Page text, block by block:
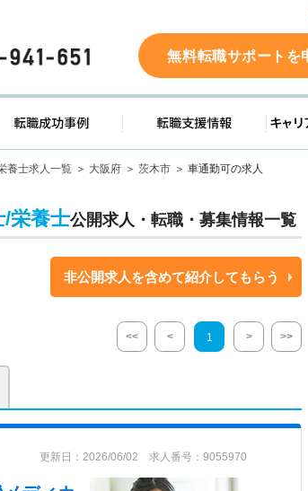
0120-941-651 無料転職サポートを
検索 転職成功事例 転職支
養士求人一覧 大阪府 茨木市 車通勤可の求人
栄養士公開求人・転職・募集情報一覧
非公開求人を含めて紹介してもらう
<< < 1 > >>
更新日：2026/06/02 求人番号：9055970